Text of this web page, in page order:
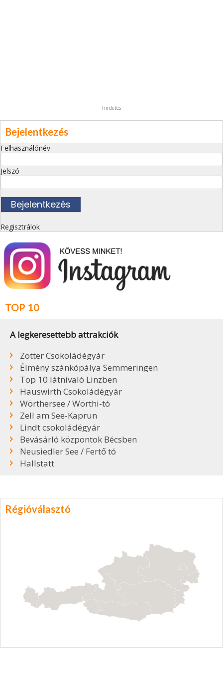
hirdetés
Bejelentkezés
Felhasználónév
Jelszó
Regisztrálok
TOP 10
A legkeresettebb attrakciók
Zotter Csokoládégyár
Élmény szánkópálya Semmeringen
Top 10 látnivaló Linzben
Hauswirth Csokoládégyár
Wörthersee / Wörthi-tó
Zell am See-Kaprun
Lindt csokoládégyár
Bevásárló központok Bécsben
Neusiedler See / Fertő tó
Hallstatt
Régióválasztó